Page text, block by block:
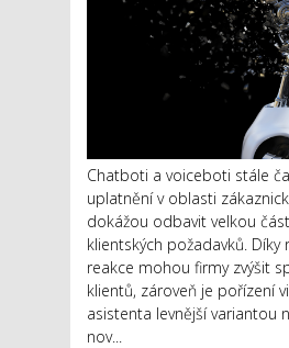
Chatboti a voiceboti stále
uplatnění v oblasti
dokážou odbavit velkou
klientských požadavků. Díky
reakce mohou firmy zvýšit
klientů, zároveň je pořízení
asistenta levnější variantou
nov...